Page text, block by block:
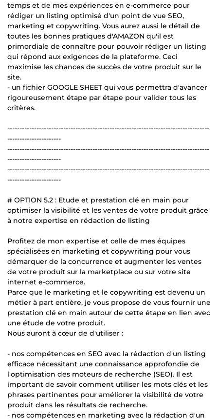
temps et de mes expériences en e-commerce pour
rédiger un listing optimisé d'un point de vue SEO,
marketing et copywriting. Vous aurez aussi le détail de
toutes les bonnes pratiques d'AMAZON qu'il est
primordiale de connaître pour pouvoir rédiger un listing
qui répond aux exigences de la plateforme. Ceci
maximise les chances de succès de votre produit sur le
site.
- un fichier GOOGLE SHEET qui vous permettra d'avancer
rigoureusement étape par étape pour valider tous les
critères.
-----------------------------------------------------------------------------------
----------------------
-----------------------------------------------------------------------------------
----------------------
-----------------------------------------------------------------------------------
----------------------
# OPTION 5.2 : Etude et prestation clé en main pour
optimiser la visibilité et les ventes de votre produit grâce
à notre expertise en rédaction de listing
Profitez de mon expertise et celle de mes équipes
spécialisées en marketing et copywriting pour vous
démarquer de la concurrence et augmenter les ventes
de votre produit sur la marketplace ou sur votre site
internet e-commerce.
Parce que le marketing et le copywriting est devenu un
métier à part entière, je vous propose de vous fournir une
prestation clé en main autour de cette étape en lien avec
une étude de votre produit.
Nous auront à cœur de d'utiliser :
- nos compétences en SEO avec la rédaction d'un listing
efficace nécessitant une connaissance approfondie de
l'optimisation des moteurs de recherche (SEO). Il est
important de savoir comment utiliser les mots clés et les
phrases pertinentes pour améliorer la visibilité de votre
produit dans les résultats de recherche.
- nos compétences en marketing avec la rédaction d'un